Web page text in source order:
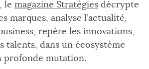
le magazine Stratégies décrypte
marques, analyse l’actualité,
repère les innovations,
talents, dans un écosystème
profonde mutation.